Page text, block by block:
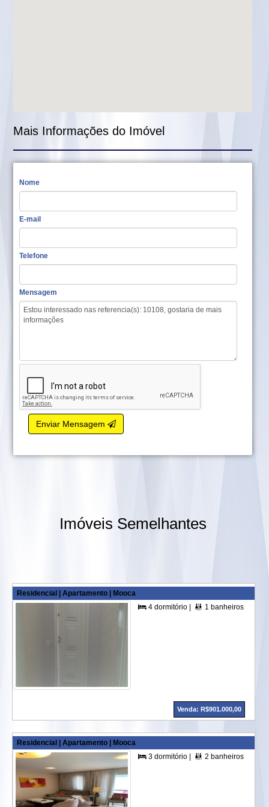
Mais Informações do Imóvel
Nome
E-mail
Telefone
Mensagem
Enviar Mensagem
Imóveis Semelhantes
Residencial | Apartamento | Mooca
 4 dormitório |  1 banheiros |
Venda: R$901.000,00
Residencial | Apartamento | Mooca
 3 dormitório |  2 banheiros |